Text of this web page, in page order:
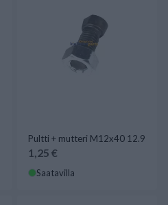
Pultti + mutteri M12x40 12.9
1,25 €
Saatavilla